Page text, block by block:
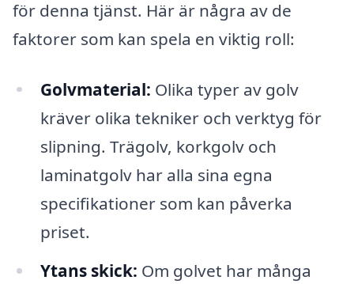
för denna tjänst. Här är några av de
faktorer som kan spela en viktig roll:
Golvmaterial: Olika typer av golv
kräver olika tekniker och verktyg för
slipning. Trägolv, korkgolv och
laminatgolv har alla sina egna
specifikationer som kan påverka
priset.
Ytans skick: Om golvet har många